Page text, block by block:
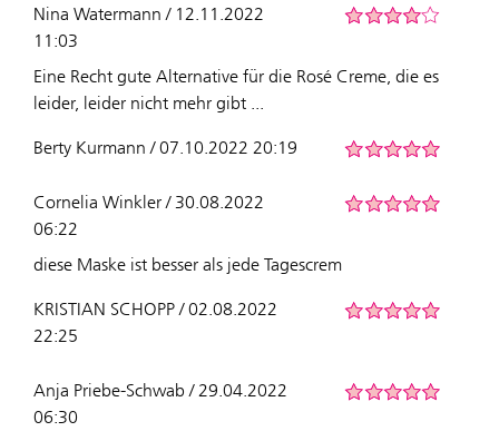
Nina Watermann / 12.11.2022
11:03
Eine Recht gute Alternative für die Rosé Creme, die es
leider, leider nicht mehr gibt ...
Berty Kurmann / 07.10.2022 20:19
Cornelia Winkler / 30.08.2022
06:22
diese Maske ist besser als jede Tagescrem
KRISTIAN SCHOPP / 02.08.2022
22:25
Anja Priebe-Schwab / 29.04.2022
06:30